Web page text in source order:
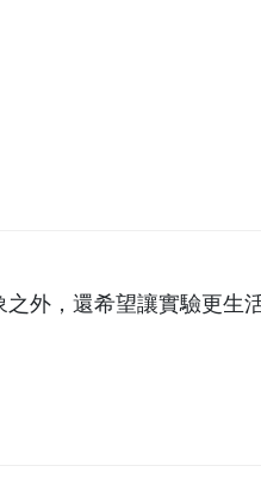
外，還希望讓實驗更